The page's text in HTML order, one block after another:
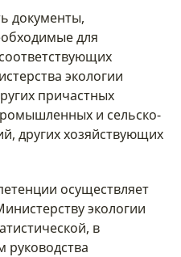
документы,
для
экологии
причастных
и сельско-
других хозяйствующих
осуществляет
экологии
в
руководства